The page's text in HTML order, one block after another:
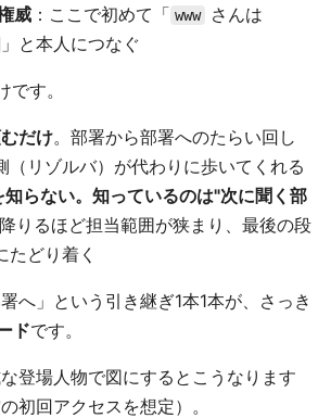
威 ：ここで初めて「 www さんは
」と本人につなぐ
す。
だけ。部署から部署へのたらい回し
（リゾルバ）が代わりに歩いてくれる
らない。知っているのは"次に聞く部
りるほど担当範囲が狭まり、最後の段
たどり着く
へ」という引き継ぎ1本1本が、さっき
ドです。
登場人物で図にするとこうなります
初回アクセスを想定）。